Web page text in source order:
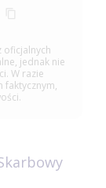
oficjalnych
jednak nie
W razie
faktycznym,